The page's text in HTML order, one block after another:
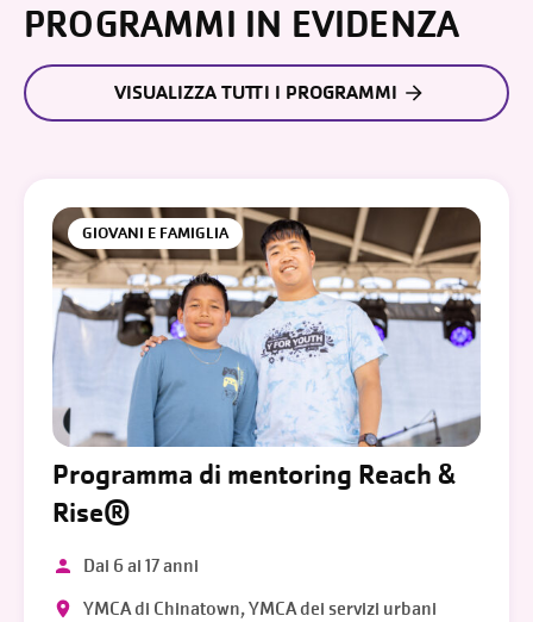
PROGRAMMI IN EVIDENZA
VISUALIZZA TUTTI I PROGRAMMI
GIOVANI E FAMIGLIA
Programma di mentoring Reach &
Rise®
Dai 6 ai 17 anni
YMCA di Chinatown, YMCA dei servizi urbani